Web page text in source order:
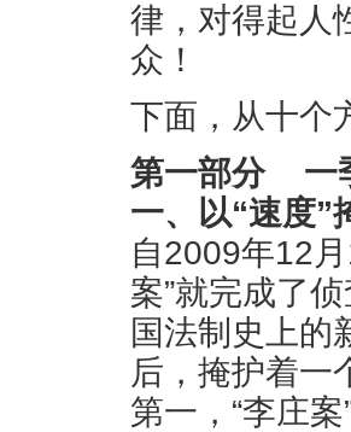
律，对得起人
众！
下面，从十个
第一部分 一
一、以“速度”
自2009年12
案”就完成了
国法制史上的
后，掩护着一
第一，“李庄